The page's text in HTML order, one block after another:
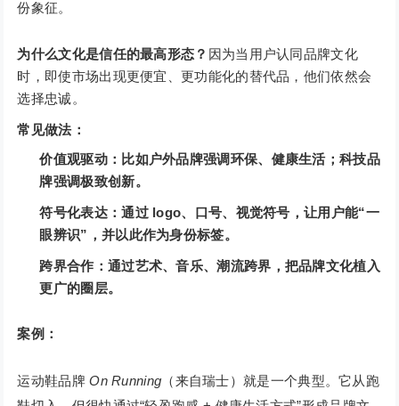
份象征。
为什么文化是信任的最高形态？ 因为当用户认同品牌文化
时，即使市场出现更便宜、更功能化的替代品，他们依然会
选择忠诚。
常见做法：
价值观驱动：比如户外品牌强调环保、健康生活；科技品
牌强调极致创新。
符号化表达：通过 logo、口号、视觉符号，让用户能“一
眼辨识”，并以此作为身份标签。
跨界合作：通过艺术、音乐、潮流跨界，把品牌文化植入
更广的圈层。
案例：
运动鞋品牌On Running （来自瑞士）就是一个典型。它从跑